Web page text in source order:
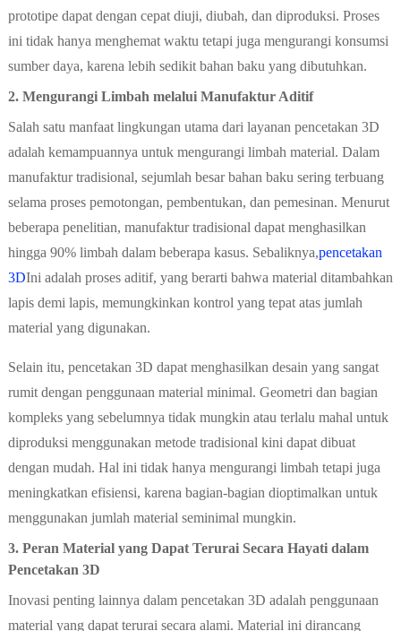
prototipe dapat dengan cepat diuji, diubah, dan diproduksi. Proses
ini tidak hanya menghemat waktu tetapi juga mengurangi konsumsi
sumber daya, karena lebih sedikit bahan baku yang dibutuhkan.
2. Mengurangi Limbah melalui Manufaktur Aditif
Salah satu manfaat lingkungan utama dari layanan pencetakan 3D
adalah kemampuannya untuk mengurangi limbah material. Dalam
manufaktur tradisional, sejumlah besar bahan baku sering terbuang
selama proses pemotongan, pembentukan, dan pemesinan. Menurut
beberapa penelitian, manufaktur tradisional dapat menghasilkan
hingga 90% limbah dalam beberapa kasus. Sebaliknya,pencetakan
3DIni adalah proses aditif, yang berarti bahwa material ditambahkan
lapis demi lapis, memungkinkan kontrol yang tepat atas jumlah
material yang digunakan.
Selain itu, pencetakan 3D dapat menghasilkan desain yang sangat
rumit dengan penggunaan material minimal. Geometri dan bagian
kompleks yang sebelumnya tidak mungkin atau terlalu mahal untuk
diproduksi menggunakan metode tradisional kini dapat dibuat
dengan mudah. ​​Hal ini tidak hanya mengurangi limbah tetapi juga
meningkatkan efisiensi, karena bagian-bagian dioptimalkan untuk
menggunakan jumlah material seminimal mungkin.
3. Peran Material yang Dapat Terurai Secara Hayati dalam
Pencetakan 3D
Inovasi penting lainnya dalam pencetakan 3D adalah penggunaan
material yang dapat terurai secara alami. Material ini dirancang